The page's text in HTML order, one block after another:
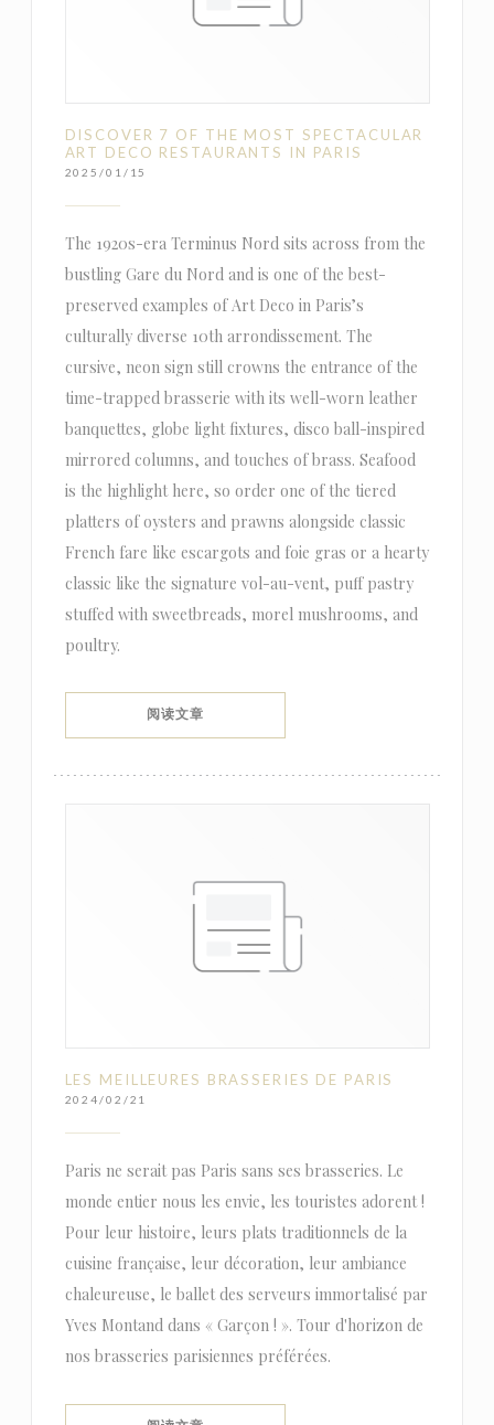
DISCOVER 7 OF THE MOST SPECTACULAR
ART DECO RESTAURANTS IN PARIS
2025/01/15
The 1920s-era Terminus Nord sits across from the
bustling Gare du Nord and is one of the best-
preserved examples of Art Deco in Paris’s
culturally diverse 10th arrondissement. The
cursive, neon sign still crowns the entrance of the
time-trapped brasserie with its well-worn leather
banquettes, globe light fixtures, disco ball-inspired
mirrored columns, and touches of brass. Seafood
is the highlight here, so order one of the tiered
platters of oysters and prawns alongside classic
French fare like escargots and foie gras or a hearty
classic like the signature vol-au-vent, puff pastry
stuffed with sweetbreads, morel mushrooms, and
poultry.
阅读文章((在新窗口中打开))
LES MEILLEURES BRASSERIES DE PARIS
2024/02/21
Paris ne serait pas Paris sans ses brasseries. Le
monde entier nous les envie, les touristes adorent !
Pour leur histoire, leurs plats traditionnels de la
cuisine française, leur décoration, leur ambiance
chaleureuse, le ballet des serveurs immortalisé par
Yves Montand dans « Garçon ! ». Tour d'horizon de
nos brasseries parisiennes préférées.